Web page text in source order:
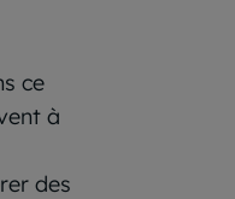
ce
à
des